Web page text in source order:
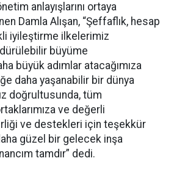
anlayışlarını ortaya
Damla Alışan, “Şeffaflık, hesap
iyileştirme ilkelerimiz
büyüme
büyük adımlar atacağımıza
daha yaşanabilir bir dünya
doğrultusunda, tüm
ve değerli
ve destekleri için teşekkür
güzel bir gelecek inşa
tamdır” dedi.